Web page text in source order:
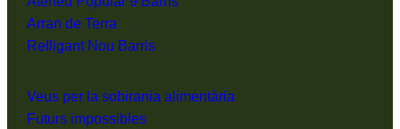
Arran de Terra
Relligant Nou Barris
Veus per la sobirania alimentària
Futurs impossibles